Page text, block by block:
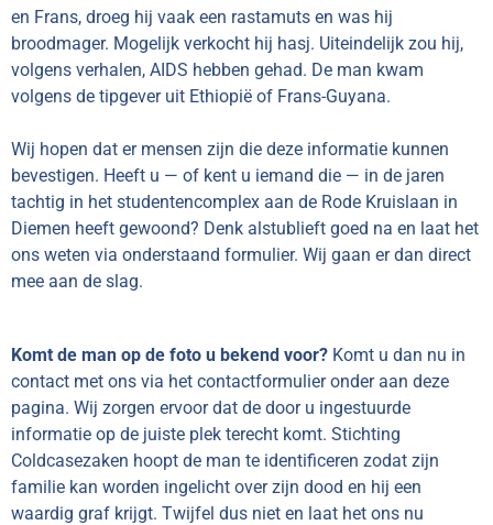
en Frans, droeg hij vaak een rastamuts en was hij
broodmager. Mogelijk verkocht hij hasj. Uiteindelijk zou hij,
volgens verhalen, AIDS hebben gehad. De man kwam
volgens de tipgever uit Ethiopië of Frans-Guyana.
Wij hopen dat er mensen zijn die deze informatie kunnen
bevestigen. Heeft u — of kent u iemand die — in de jaren
tachtig in het studentencomplex aan de Rode Kruislaan in
Diemen heeft gewoond? Denk alstublieft goed na en laat het
ons weten via onderstaand formulier. Wij gaan er dan direct
mee aan de slag.
Komt de man op de foto u bekend voor? Komt u dan nu in
contact met ons via het contactformulier onder aan deze
pagina. Wij zorgen ervoor dat de door u ingestuurde
informatie op de juiste plek terecht komt. Stichting
Coldcasezaken hoopt de man te identificeren zodat zijn
familie kan worden ingelicht over zijn dood en hij een
waardig graf krijgt. Twijfel dus niet en laat het ons nu